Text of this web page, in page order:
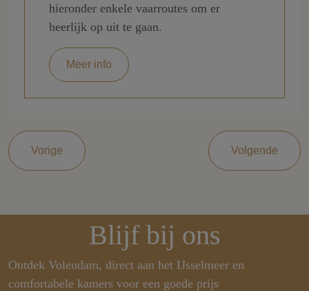
hieronder enkele vaarroutes om er
heerlijk op uit te gaan.
Meer info
Vorige Volgende
Blijf bij ons
Ontdek Volendam, direct aan het IJsselmeer en
comfortabele kamers voor een goede prijs